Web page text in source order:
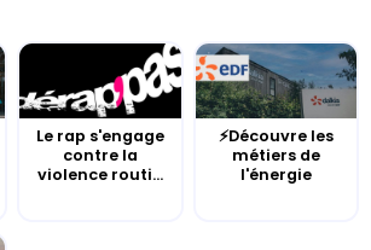
Le rap s'engage
contre la
violence routi...
⚡Découvre les
métiers de
l'énergie